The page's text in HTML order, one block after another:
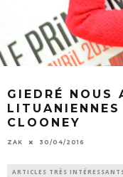
GIEDRÉ NOUS
CLOONEY
ZAK 30/04/2016
ARTICLES TRÈS